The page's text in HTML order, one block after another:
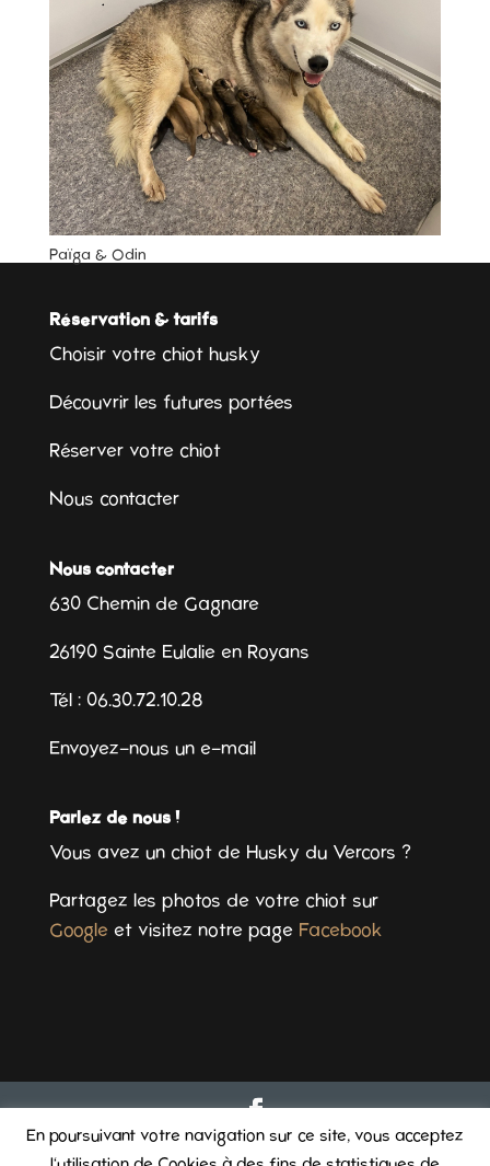
Païga & Odin
Réservation & tarifs
Choisir votre chiot husky
Découvrir les futures portées
Réserver votre chiot
Nous contacter
Nous contacter
630 Chemin de Gagnare
26190 Sainte Eulalie en Royans
Tél : 06.30.72.10.28
Envoyez-nous un e-mail
Parlez de nous !
Vous avez un chiot de Husky du Vercors ?
Partagez les photos de votre chiot sur
Google et visitez notre page Facebook
© 2025 Husky du Vercors - tous droits réservés Mentions
En poursuivant votre navigation sur ce site, vous acceptez